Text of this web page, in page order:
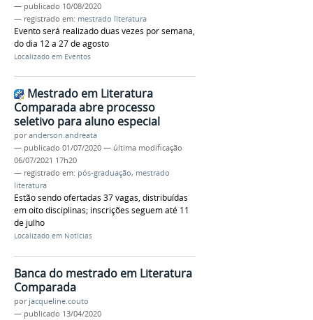
— publicado 10/08/2020
— registrado em: mestrado literatura
Evento será realizado duas vezes por semana,
do dia 12 a 27 de agosto
Localizado em Eventos
Mestrado em Literatura
Comparada abre processo
seletivo para aluno especial
poranderson.andreata
— publicado 01/07/2020 — última modificação
06/07/2021 17h20
— registrado em: pós-graduação, mestrado
literatura
Estão sendo ofertadas 37 vagas, distribuídas
em oito disciplinas; inscrições seguem até 11
de julho
Localizado em Notícias
Banca do mestrado em Literatura
Comparada
por jacqueline.couto
— publicado 13/04/2020